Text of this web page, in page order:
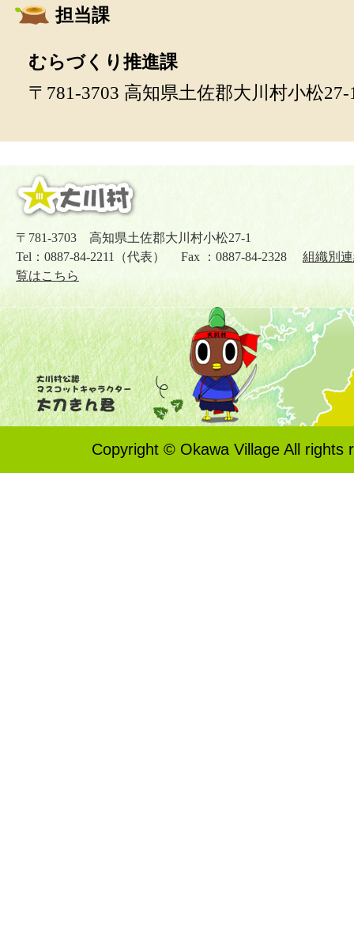
担当課
むらづくり推進課
〒781-3703 高知県土佐郡大川村小松27-
〒781-3703 高知県土佐郡大川村小松27-1
Tel：0887-84-2211（代表） Fax ：0887-84-2328 組織別
覧はこちら
Copyright © Okawa Village All rights